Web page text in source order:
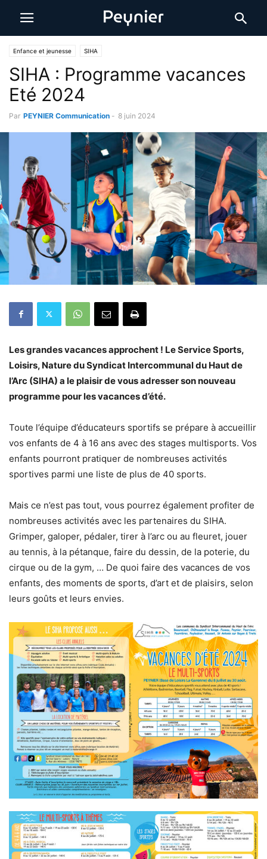
Enfance et jeunesse SIHA
SIHA : Programme vacances
Eté 2024
Par PEYNIER Communication - 8 juin 2024
Les grandes vacances approchent ! Le Service Sports,
Loisirs, Nature du Syndicat Intercommunal du Haut de
l’Arc (SIHA) a le plaisir de vous adresser son nouveau
programme pour les vacances d’été.
Toute l’équipe d’éducateurs sportifs se prépare à accueillir
vos enfants de 4 à 16 ans avec des stages multisports. Vos
enfants pourront pratiquer de nombreuses activités
sportives parmi une liste de plus de 40 sports.
Mais ce n’est pas tout, vous pourrez également profiter de
nombreuses activités avec les partenaires du SIHA.
Grimper, galoper, pédaler, tirer à l’arc ou au fleuret, jouer
au tennis, à la pétanque, faire du dessin, de la poterie, du
cirque ou de la gym, … De quoi faire des vacances de vos
enfants, des moments de sports, d’art et de plaisirs, selon
leurs goûts et leurs envies.